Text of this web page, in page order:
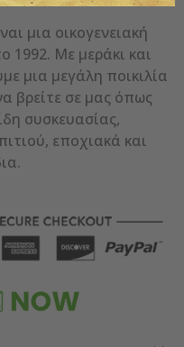
μια οικογενειακή
1992. Με μεράκι και
μια μεγάλη ποικιλία
βρείτε σε μας όπως
συσκευασίας,
εποχιακά και